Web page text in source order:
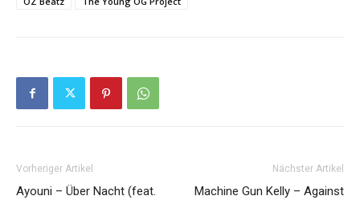
Vorheriger Artikel
Ayouni – Über Nacht (feat.
Nächster Artikel
Machine Gun Kelly – Against